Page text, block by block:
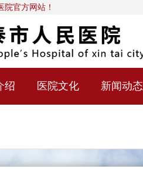
院官方网站！
绍 医院文化 新闻动态